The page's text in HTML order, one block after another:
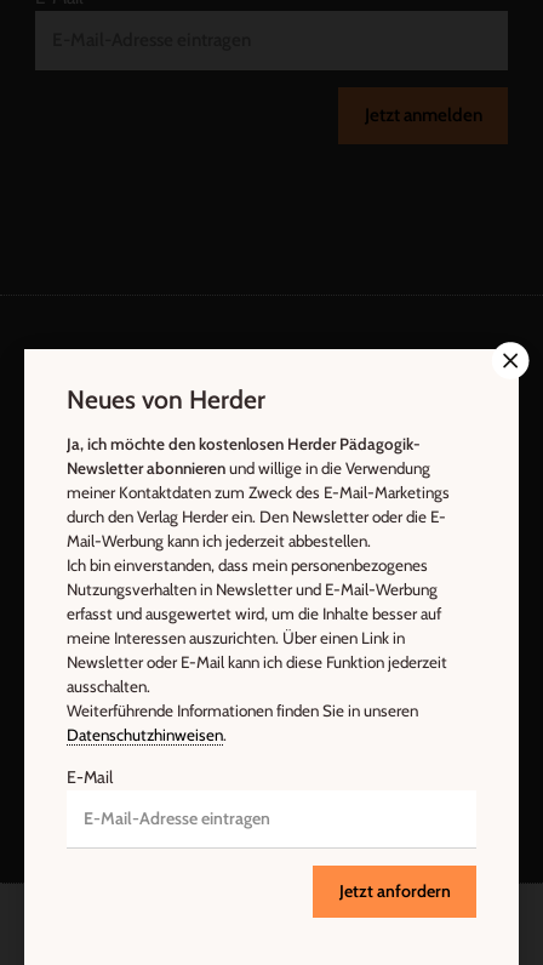
Jetzt anmelden
Barrierefreiheit
Vertrag widerrufen Abo online kündigen
Neues von Herder
Ja, ich möchte den kostenlosen Herder Pädagogik-
Newsletter abonnierenund willige in die Verwendung
meiner Kontaktdaten zum Zweck des E-Mail-Marketings
durch den Verlag Herder ein. Den Newsletter oder die E-
Mail-Werbung kann ich jederzeit abbestellen.
Ich bin einverstanden, dass mein personenbezogenes
Nutzungsverhalten in Newsletter und E-Mail-Werbung
erfasst und ausgewertet wird, um die Inhalte besser auf
meine Interessen auszurichten. Über einen Link in
Newsletter oder E-Mail kann ich diese Funktion jederzeit
ausschalten.
Weiterführende Informationen finden Sie in unseren
Datenschutzhinweisen.
E-Mail
Jetzt anfordern